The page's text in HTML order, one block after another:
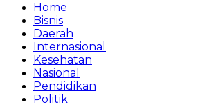
Home
Bisnis
Daerah
Internasional
Kesehatan
Nasional
Pendidikan
Politik